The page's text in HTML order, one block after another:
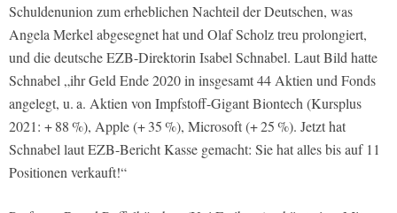
Schuldenunion zum erheblichen Nachteil der Deutschen, was
Angela Merkel abgesegnet hat und Olaf Scholz treu prolongiert,
und die deutsche EZB-Direktorin Isabel Schnabel. LautBild hatte
Schnabel „ihr Geld Ende 2020 in insgesamt 44 Aktien und Fonds
angelegt, u. a. Aktien von Impfstoff-Gigant Biontech (Kursplus
2021: + 88 %), Apple (+ 35 %), Microsoft (+ 25 %). Jetzt hat
Schnabel laut EZB-Bericht Kasse gemacht: Sie hat alles bis auf 11
Positionen verkauft!“